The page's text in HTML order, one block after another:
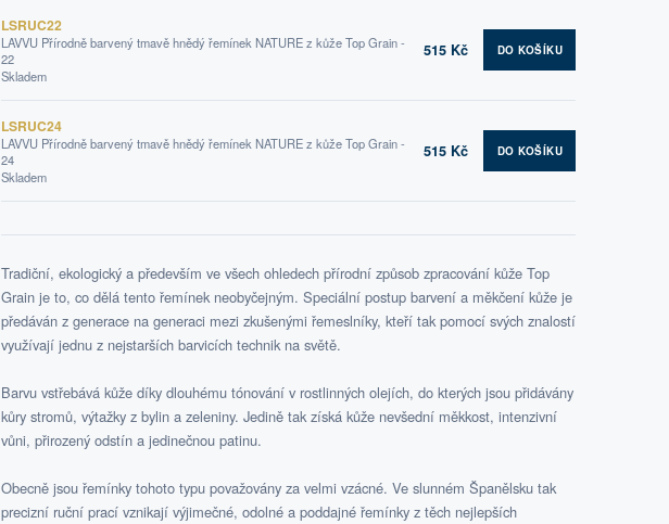
LSRUC22
LAVVU Přírodně barvený tmavě hnědý řemínek NATURE z kůže Top Grain -
22
Skladem
515 Kč DO KOŠÍKU
LSRUC24
LAVVU Přírodně barvený tmavě hnědý řemínek NATURE z kůže Top Grain -
24
Skladem
515 Kč DO KOŠÍKU
Tradiční, ekologický a především ve všech ohledech přírodní způsob zpracování kůže Top
Grain je to, co dělá tento řemínek neobyčejným. Speciální postup barvení a měkčení kůže je
předáván z generace na generaci mezi zkušenými řemeslníky, kteří tak pomocí svých znalostí
využívají jednu z nejstarších barvicích technik na světě.
Barvu vstřebává kůže díky dlouhému tónování v rostlinných olejích, do kterých jsou přidávány
kůry stromů, výtažky z bylin a zeleniny. Jedině tak získá kůže nevšední měkkost, intenzivní
vůni, přirozený odstín a jedinečnou patinu.
Obecně jsou řemínky tohoto typu považovány za velmi vzácné. Ve slunném Španělsku tak
precizní ruční prací vznikají výjimečné, odolné a poddajné řemínky z těch nejlepších